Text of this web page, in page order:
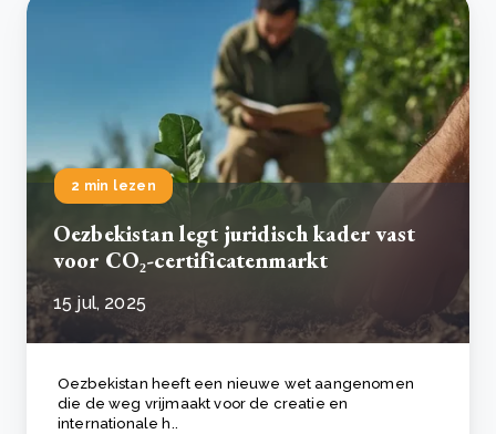
2 min lezen
Oezbekistan legt juridisch kader vast
voor CO₂-certificatenmarkt
15 jul, 2025
Oezbekistan heeft een nieuwe wet aangenomen
die de weg vrijmaakt voor de creatie en
internationale h..